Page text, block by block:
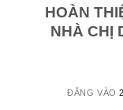
HOÀN
NHÀ CHỊ
ĐĂNG VÀO